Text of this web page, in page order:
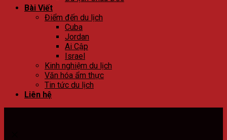
Bài Viết
Điểm đến du lịch
Cuba
Jordan
Ai Cập
Israel
Kinh nghiệm du lịch
Văn hóa ẩm thực
Tin tức du lịch
Liên hệ